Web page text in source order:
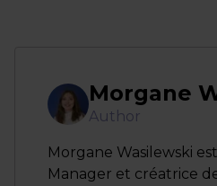
Morgane
Author
Morgane Wasilewski
Manager et créatrice